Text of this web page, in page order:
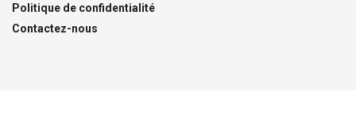
Politique de confidentialité
Contactez-nous